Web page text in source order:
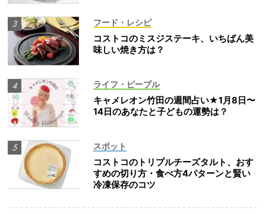
フード・レシピ
コストコのミスジステーキ、いちばん美
味しい焼き方は？
ライフ・ピープル
キャメレオン竹田の週間占い★1月8日〜
14日のあなたと子どもの運勢は？
スポット
コストコのトリプルチーズタルト、おす
すめの切り方・食べ方4パターンと賢い
冷凍保存のコツ